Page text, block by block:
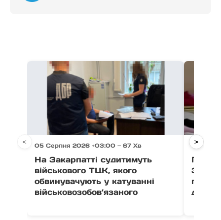
05 Серпня 2026 +03:00 — 67 Хв
На Закарпатті судитимуть
військового ТЦК, якого
обвинувачують у катуванні
військовозобов’язаного
05
Після
< >